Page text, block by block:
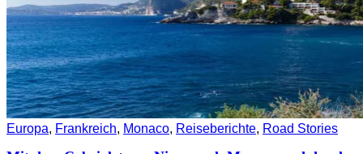
Europa, Frankreich, Monaco, Reiseberichte, Road Stories